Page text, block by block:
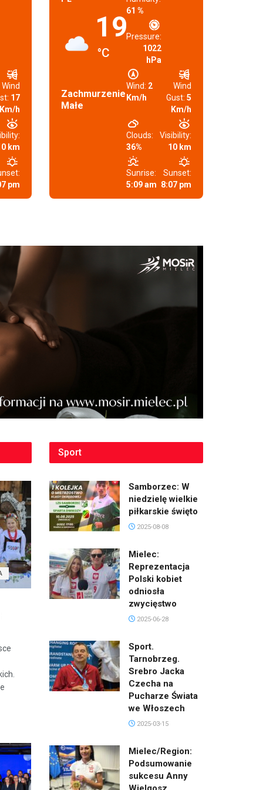
Wind
17
Km/h
km
pm
19
°C
Zachmurzenie
Małe
61 %
Pressure:
1022
hPa
Wind: 2
Km/h
Wind
Gust: 5
Km/h
Clouds:
36%
Visibility:
10 km
Sunrise:
5:09 am
Sunset:
8:07 pm
Sport
Samborzec: W
niedzielę wielkie
piłkarskie święto
2025-08-08
Mielec:
Reprezentacja
Polski kobiet
odniosła
zwycięstwo
2025-06-28
Sport.
Tarnobrzeg.
Srebro Jacka
Czecha na
Pucharze Świata
we Włoszech
2025-03-15
Mielec/Region:
Podsumowanie
sukcesu Anny